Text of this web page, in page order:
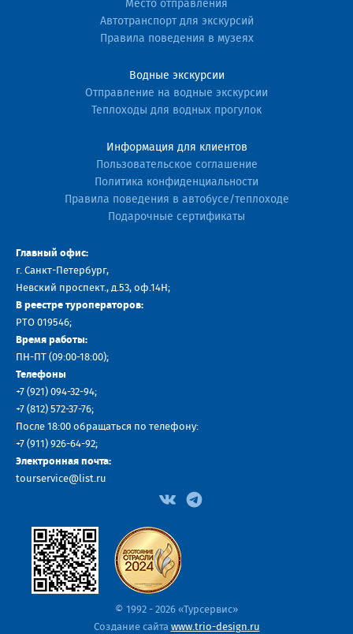
Место отправления
Автотранспорт для экскурсий
Правила поведения в музеях
Водные экскурсии
Отправление на водные экскурсии
Теплоходы для водных прогулок
Информация для клиентов
Пользовательское соглашение
Политика конфиденциальности
Правила поведения в автобусе/теплоходе
Подарочные сертификаты
Главный офис:
г. Санкт-Петербург,
Невский проспект., д.53, оф.14H;
В реестре туроператоров:
РТО 019546;
Время работы:
ПН-ПТ (09:00-18:00);
Телефоны
+7 (921) 094-32-94;
+7 (812) 572-37-76;
После 18:00 обращаться по телефону:
+7 (911) 926-64-92;
Электронная почта:
tourservice@list.ru
© 1992 - 2026 «Турсервис»
Создание сайта www.trio-design.ru